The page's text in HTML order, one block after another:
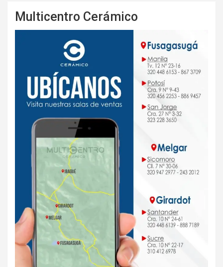
Multicentro Cerámico